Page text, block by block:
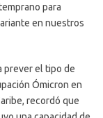
para
en nuestros
prever el tipo de
Ómicron en
recordó que